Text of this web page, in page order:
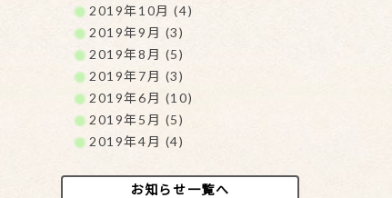
2019年10月 (4)
2019年9月 (3)
2019年8月 (5)
2019年7月 (3)
2019年6月 (10)
2019年5月 (5)
2019年4月 (4)
お知らせ一覧へ